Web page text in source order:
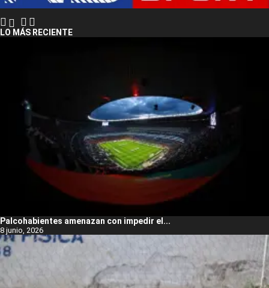
LO MÁS RECIENTE
Palcohabientes amenazan con impedir el...
8 junio, 2026